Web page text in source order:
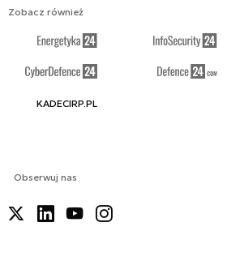
Obserwuj nas
Zobacz również
KADECIRP.PL